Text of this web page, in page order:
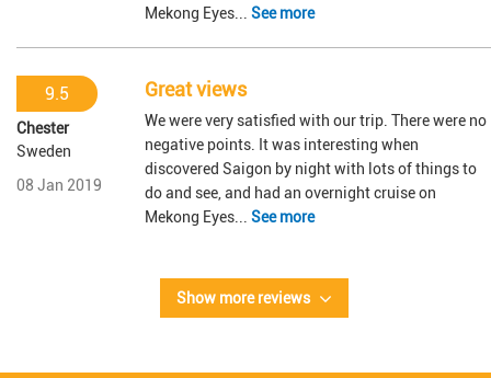
Mekong Eyes... See more
9.5
Chester
Sweden
08 Jan 2019
Great views
We were very satisfied with our trip. There were no
negative points. It was interesting when
discovered Saigon by night with lots of things to
do and see, and had an overnight cruise on
Mekong Eyes... See more
Show more reviews